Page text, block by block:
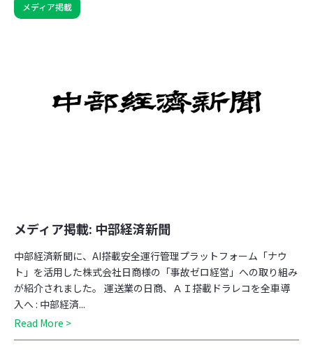
メディア掲載
メディア掲載: 中部経済新聞
中部経済新聞に、AI搭載安全運行管理プラットフォーム「ナウ
ト」を活用した株式会社日商様の「事故ゼロ経営」への取り組み
が紹介されました。 運送業の日商、ＡＩ搭載ドラレコを全車導
入へ : 中部経済...
Read More >